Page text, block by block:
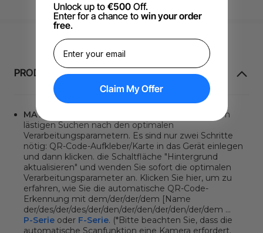
PRODUKTINFORMATION
MATERIAL-QR-CODE
. Verabschieden Sie sich vom
lästigen Suchen nach den optimalen
Verarbeitungsparametern. Es sind nur zwei Schritte
nötig: QR-Code-Aufkleber/Karte in das Gerät einlegen
und dann klicken. die Schaltfläche "Hintergrund
aktualisieren" und wenden Sie sofort die optimalen
Verarbeitungsparameter an. Klicken Sie hier, um zu
erfahren, wie Sie die automatische QR-Code-
Erkennung mit dem/der/der/dem [Name
der/des/der/des/der/den/der/den/der/den/der/dem ...
P-Serie oder F-Serie. (*Bitte beachten Sie, dass die
automatische Scanfunktion eine Kamera erfordert.
Unlock up to €500Off.
Enter for a chance to win your order
free.
Claim My Offer